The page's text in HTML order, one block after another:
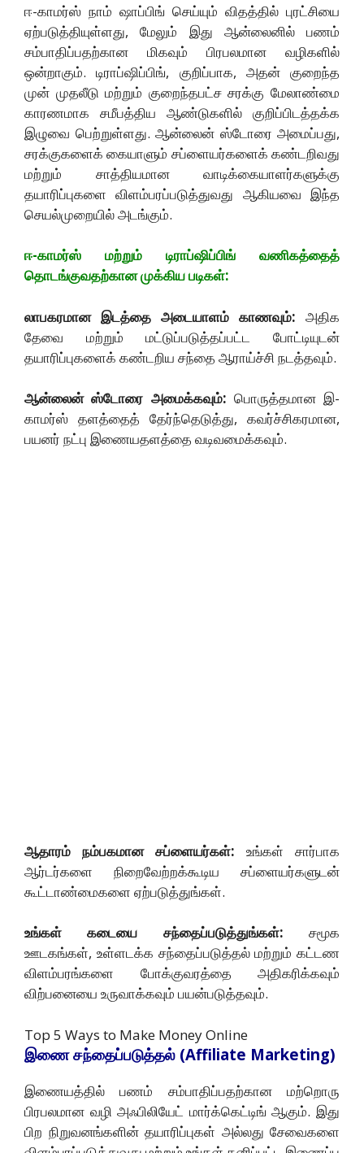
ஈ-காமர்ஸ் நாம் ஷாப்பிங் செய்யும் விதத்தில் புரட்சியை
ஏற்படுத்தியுள்ளது, மேலும் இது ஆன்லைனில் பணம்
சம்பாதிப்பதற்கான மிகவும் பிரபலமான வழிகளில்
ஒன்றாகும். டிராப்ஷிப்பிங், குறிப்பாக, அதன் குறைந்த
முன் முதலீடு மற்றும் குறைந்தபட்ச சரக்கு மேலாண்மை
காரணமாக சமீபத்திய ஆண்டுகளில் குறிப்பிடத்தக்க
இழுவை பெற்றுள்ளது. ஆன்லைன் ஸ்டோரை அமைப்பது,
சரக்குகளைக் கையாளும் சப்ளையர்களைக் கண்டறிவது
மற்றும் சாத்தியமான வாடிக்கையாளர்களுக்கு
தயாரிப்புகளை விளம்பரப்படுத்துவது ஆகியவை இந்த
செயல்முறையில் அடங்கும்.
ஈ-காமர்ஸ் மற்றும் டிராப்ஷிப்பிங் வணிகத்தைத்
தொடங்குவதற்கான முக்கிய படிகள்:
லாபகரமான இடத்தை அடையாளம் காணவும்: அதிக
தேவை மற்றும் மட்டுப்படுத்தப்பட்ட போட்டியுடன்
தயாரிப்புகளைக் கண்டறிய சந்தை ஆராய்ச்சி நடத்தவும்.
ஆன்லைன் ஸ்டோரை அமைக்கவும்: பொருத்தமான இ-
காமர்ஸ் தளத்தைத் தேர்ந்தெடுத்து, கவர்ச்சிகரமான,
பயனர் நட்பு இணையதளத்தை வடிவமைக்கவும்.
ஆதாரம் நம்பகமான சப்ளையர்கள்: உங்கள் சார்பாக
ஆர்டர்களை நிறைவேற்றக்கூடிய சப்ளையர்களுடன்
கூட்டாண்மைகளை ஏற்படுத்துங்கள்.
உங்கள் கடையை சந்தைப்படுத்துங்கள்: சமூக
ஊடகங்கள், உள்ளடக்க சந்தைப்படுத்தல் மற்றும் கட்டண
விளம்பரங்களை போக்குவரத்தை அதிகரிக்கவும்
விற்பனையை உருவாக்கவும் பயன்படுத்தவும்.
Top 5 Ways to Make Money Online
இணை சந்தைப்படுத்தல் (Affiliate Marketing)
இணையத்தில் பணம் சம்பாதிப்பதற்கான மற்றொரு
பிரபலமான வழி அஃபிலியேட் மார்க்கெட்டிங் ஆகும். இது
பிற நிறுவனங்களின் தயாரிப்புகள் அல்லது சேவைகளை